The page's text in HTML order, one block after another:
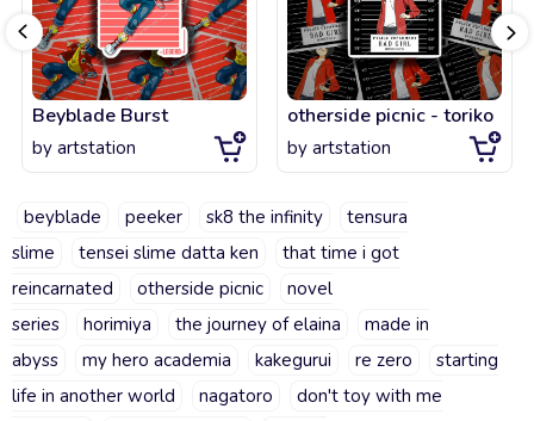
Beyblade Burst
by artstation
otherside picnic - toriko
by artstation
beyblade peeker sk8 the infinity
tensura
slime
tensei slime datta ken
that time i got
reincarnated
otherside picnic
novel
series
horimiya the journey of elaina
made in
abyss
my hero academia kakegurui re zero
starting
life in another world
nagatoro
don't toy with me